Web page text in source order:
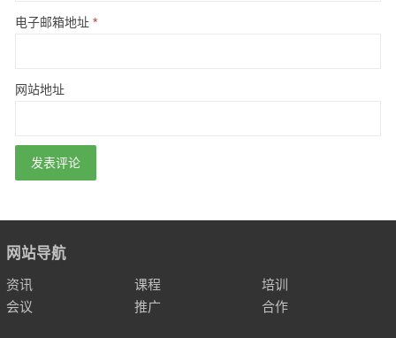
电子邮箱地址 *
网站地址
网站导航
资讯 课程
培训
会议
推广 合作